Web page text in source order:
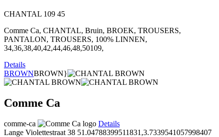
CHANTAL 109 45
Comme Ca, CHANTAL, Bruin, BROEK, TROUSERS,
PANTALON, TROUSERS, 100% LINNEN,
34,36,38,40,42,44,46,48,50109,
Details
BROWNBROWN}
Comme Ca
comme-ca
Details
Lange Violettestraat 38 51.04788399511831,3.7339541057998407